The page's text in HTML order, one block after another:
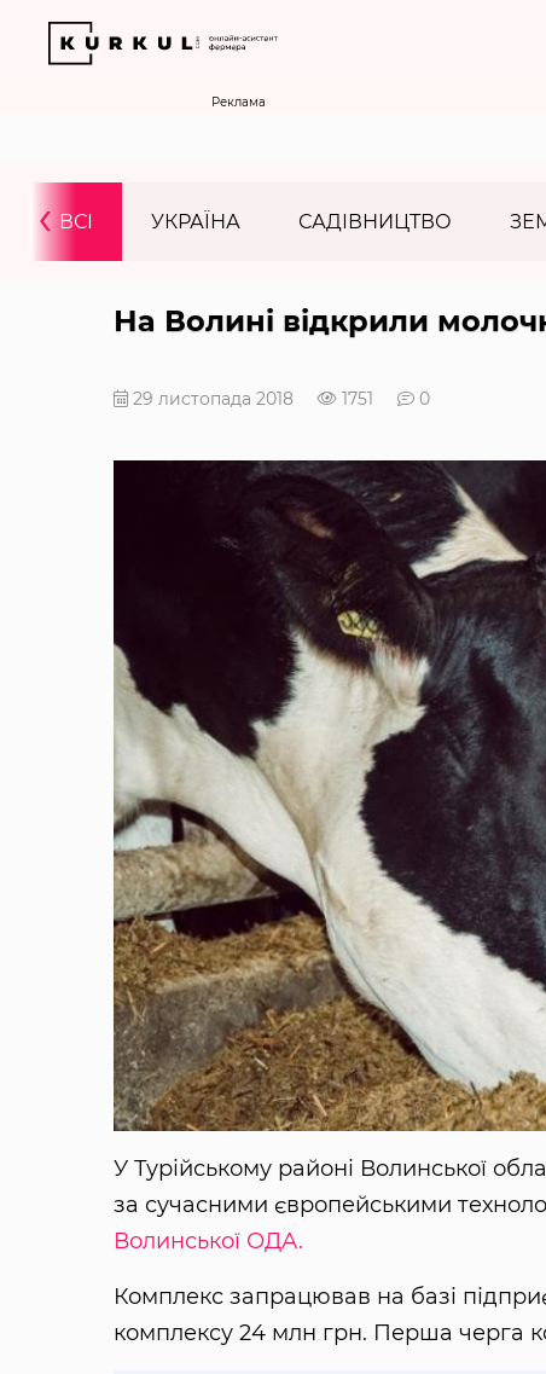
Реклама
ВСІ УКРАЇНА САДІВНИЦТВО
‹
На Волині відкрили
29 листопада 2018 1751 0
У Турійському районі Волинської
за сучасними європейськими
Волинської ОДА.
Комплекс запрацював на базі
комплексу 24 млн грн. Перша черга